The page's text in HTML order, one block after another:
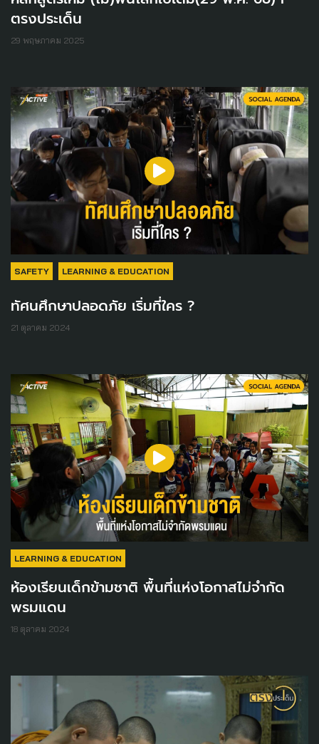
ตรงประเด็น
29 พฤษภาคม 2025
SAFETY LEARNING & EDUCATION
ทัศนศึกษาปลอดภัย เริ่มที่ใคร ?
21 ตุลาคม 2024
LEARNING & EDUCATION
ห้องเรียนเด็กข้ามชาติ พื้นที่แห่งโอกาสไม่จำกัด
พรมแดน
18 ตุลาคม 2024